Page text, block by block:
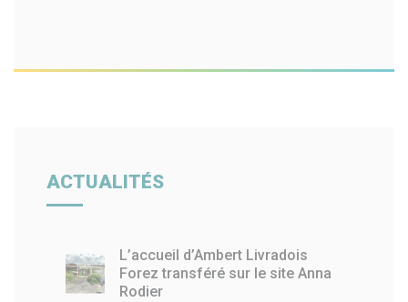
ACTUALITÉS
L’accueil d’Ambert Livradois
Forez transféré sur le site Anna
Rodier